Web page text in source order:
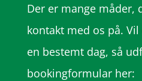
Der er mange måder,
kontakt med os på.
en bestemt dag, så
bookingformular her: